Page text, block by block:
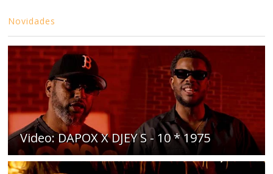
Novidades
Video: DAPOX X DJEY S - 10 * 1975